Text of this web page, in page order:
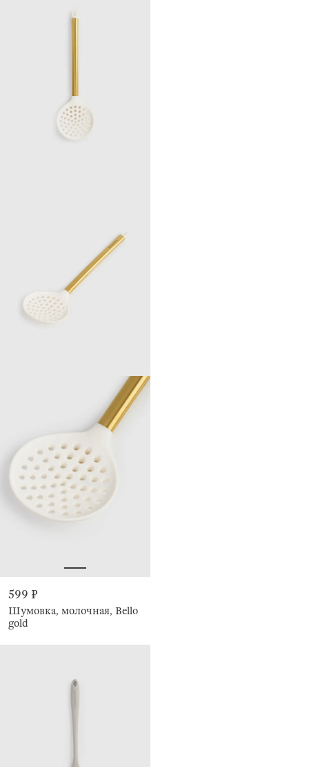
599 ₽
Шумовка, молочная, Bello
gold